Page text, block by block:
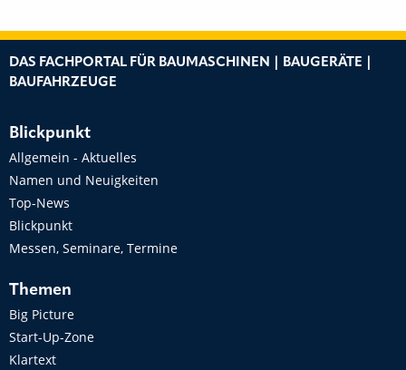
DAS FACHPORTAL FÜR BAUMASCHINEN | BAUGERÄTE |
BAUFAHRZEUGE
Blickpunkt
Allgemein - Aktuelles
Namen und Neuigkeiten
Top-News
Blickpunkt
Messen, Seminare, Termine
Themen
Big Picture
Start-Up-Zone
Klartext